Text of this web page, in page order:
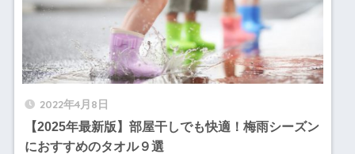
2022年4月8日
【2025年最新版】部屋干しでも快適！梅雨シーズン
におすすめのタオル９選